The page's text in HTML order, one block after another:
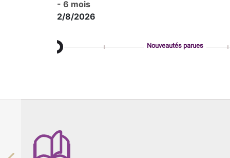
- 6 mois
2/8/2026
Nouveautés parues